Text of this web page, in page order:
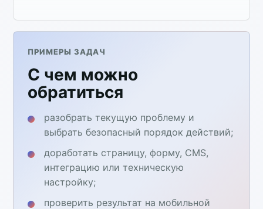
ПРИМЕРЫ ЗАДАЧ
С чем можно
обратиться
разобрать текущую проблему и
выбрать безопасный порядок действий;
доработать страницу, форму, CMS,
интеграцию или техническую
настройку;
проверить результат на мобильной